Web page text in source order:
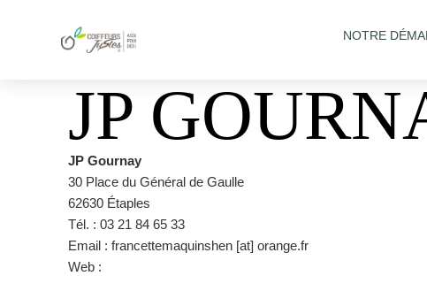
NOTRE
JP
JP Gournay
30 Place du Général de Gaulle
62630 Étaples
Tél. : 03 21 84 65 33
Email : francettemaquinshen [at] orange.fr
Web :